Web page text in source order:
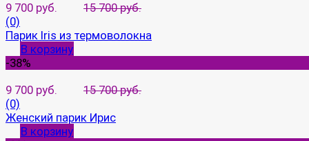
9 700 руб.
15 700 руб.
(0)
Парик Iris из термоволокна
В корзину
-38%
9 700 руб.
15 700 руб.
(0)
Женский парик Ирис
В корзину